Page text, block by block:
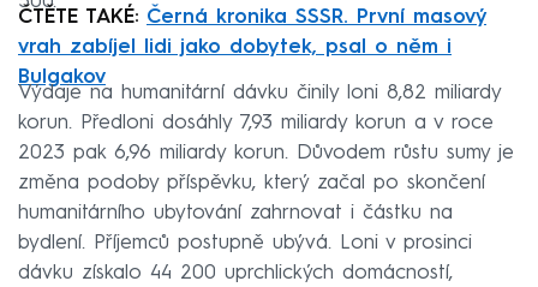
ČTĚTE TAKÉ: Černá kronika SSSR. První masový
vrah zabíjel lidi jako dobytek, psal o něm i
Bulgakov
Výdaje na humanitární dávku činily loni 8,82 miliardy
korun. Předloni dosáhly 7,93 miliardy korun a v roce
2023 pak 6,96 miliardy korun. Důvodem růstu sumy je
změna podoby příspěvku, který začal po skončení
humanitárního ubytování zahrnovat i částku na
bydlení. Příjemců postupně ubývá. Loni v prosinci
dávku získalo 44 200 uprchlických domácností,